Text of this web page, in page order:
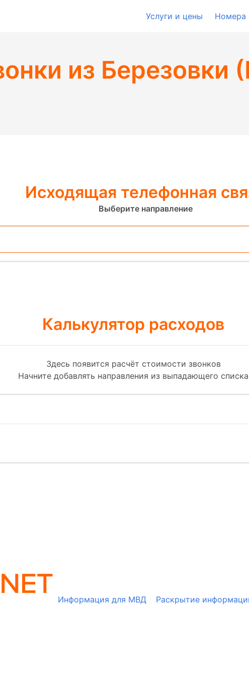
Услуги и цены Номера
из Березовки
Исходящая телефонная
Выберите направление
Калькулятор расходов
Здесь появится расчёт стоимости звонков
Начните добавлять направления из выпадающего списка
Информация для МВД Раскрытие